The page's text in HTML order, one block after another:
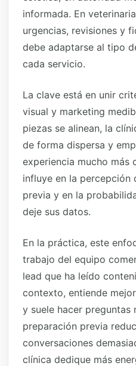
informada. En
urgencias, revisiones y
debe adaptarse al tipo
cada servicio.
La clave está en unir
visual y marketing
piezas se alinean, la
de forma dispersa y
experiencia mucho más
influye en la percepción
previa y en la
deje sus datos.
En la práctica, este
trabajo del equipo
lead que ha leído
contexto, entiende
y suele hacer preguntas
preparación previa
conversaciones
clínica dedique más